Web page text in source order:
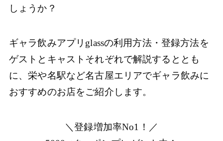
しょうか？
ギャラ飲みアプリglassの利用方法・登録方法を
ゲストとキャストそれぞれで解説するととも
に、栄や名駅など名古屋エリアでギャラ飲みに
おすすめのお店をご紹介します。
＼登録増加率No1！／